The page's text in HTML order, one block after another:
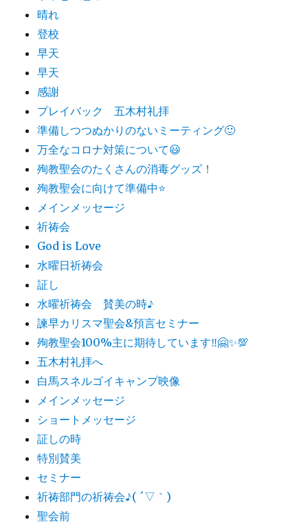
晴れ
登校
早天
早天
感謝
プレイバック 五木村礼拝
準備しつつぬかりのないミーティング🙂
万全なコロナ対策について😃
殉教聖会のたくさんの消毒グッズ！
殉教聖会に向けて準備中⭐️
メインメッセージ
祈祷会
God is Love
水曜日祈祷会
証し
水曜祈祷会 賛美の時♪
諫早カリスマ聖会&預言セミナー
殉教聖会100%主に期待しています‼️🤗✨💯
五木村礼拝へ
白馬スネルゴイキャンプ映像
メインメッセージ
ショートメッセージ
証しの時
特別賛美
セミナー
祈祷部門の祈祷会♪( ´▽｀)
聖会前